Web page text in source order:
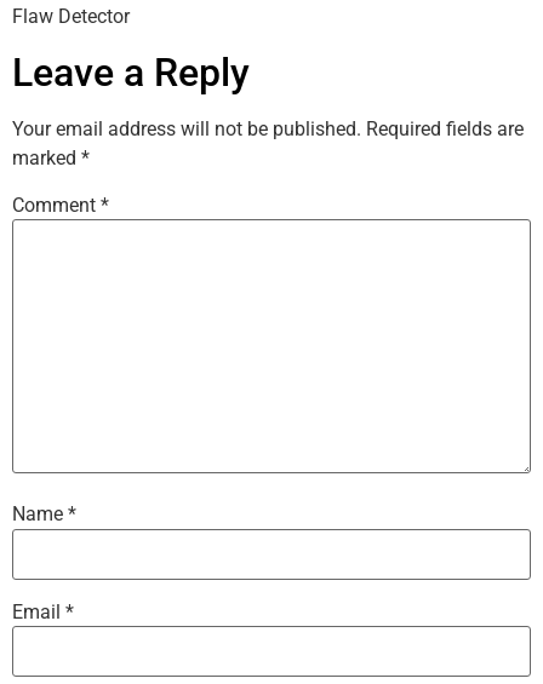
Flaw Detector
Leave a Reply
Your email address will not be published. Required fields are
marked *
Comment *
Name *
Email *